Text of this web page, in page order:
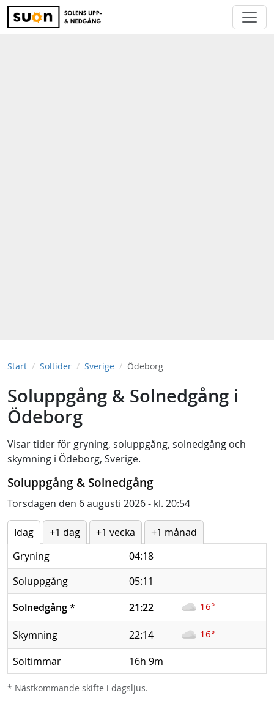
Start Soltider Sverige Ödeborg
Soluppgång & Solnedgång i
Ödeborg
Visar tider för gryning, soluppgång, solnedgång och
skymning i Ödeborg, Sverige.
Soluppgång & Solnedgång
Torsdagen den 6 augusti 2026 - kl. 20:54
Idag +1 dag +1 vecka
+1 månad
Gryning
04:18
Soluppgång
05:11
Solnedgång* 21:22 16°
Skymning 22:14 16°
Soltimmar 16h 9m
* Nästkommande skifte i dagsljus.